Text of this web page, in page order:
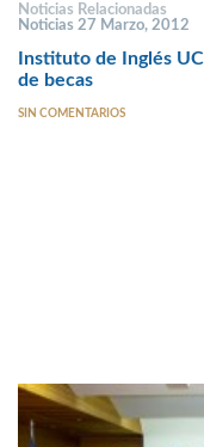
Noticias Relacionadas
Noticias 27 Marzo, 2012
Instituto de Inglés
de becas
SIN COMENTARIOS